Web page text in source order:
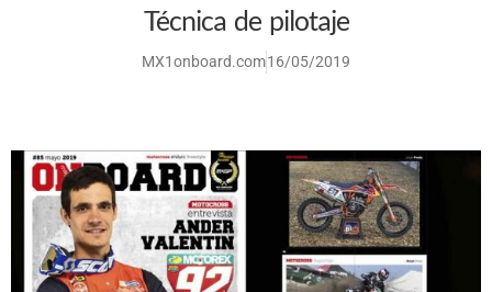
Técnica de pilotaje
MX1onboard.com16/05/2019